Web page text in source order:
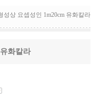
성상 요셉성인 1m20cm 유화칼라
화칼라